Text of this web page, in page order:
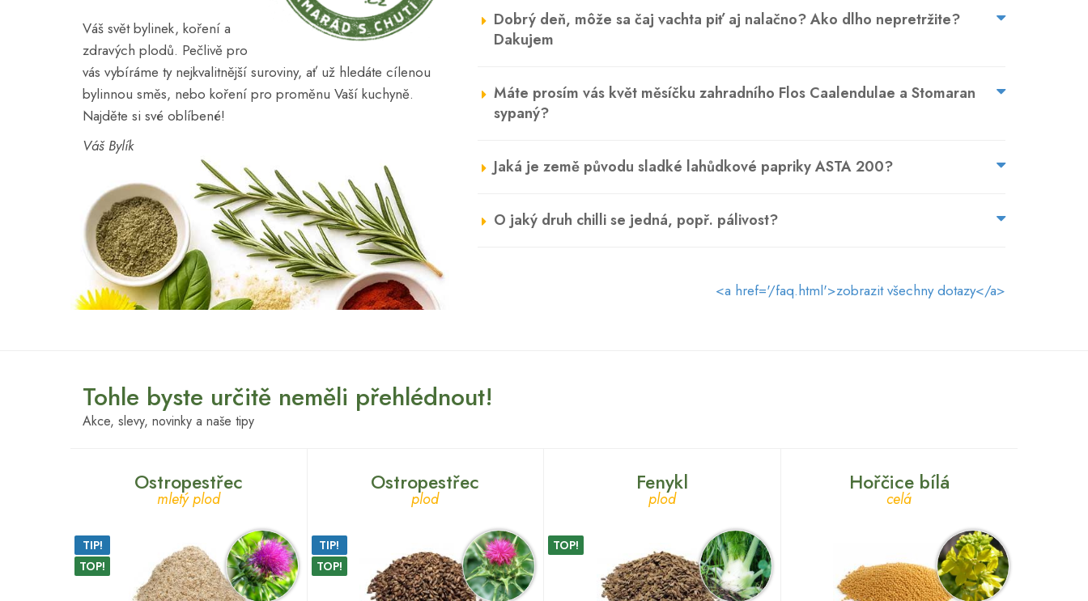
Váš svět bylinek, koření a
zdravých plodů. Pečlivě pro
vás vybíráme ty nejkvalitnější suroviny, ať už hledáte cílenou
bylinnou směs, nebo koření pro proměnu Vaší kuchyně.
Najděte si své oblíbené!
Váš Bylík
Dobrý deň, môže sa čaj vachta piť aj nalačno? Ako dlho nepretržite?
Dakujem
Máte prosím vás květ měsíčku zahradního Flos Caalendulae a Stomaran
sypaný?
Jaká je země původu sladké lahůdkové papriky ASTA 200?
O jaký druh chilli se jedná, popř. pálivost?
<a href='/faq.html'>zobrazit všechny dotazy</a>
Tohle byste určitě neměli přehlédnout!
Akce, slevy, novinky a naše tipy
Ostropestřec
mletý plod
TIP!
TOP!
Ostropestřec
plod
TIP!
TOP!
Fenykl
plod
TOP!
Hořčice bílá
celá